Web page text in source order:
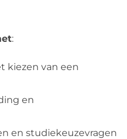
:
kiezen van een
en
en studiekeuzevragen